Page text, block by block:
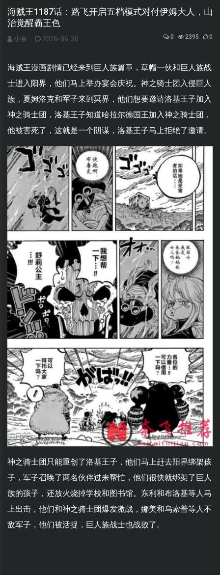
海贼王1187话：路飞开启五档模式对付伊姆大人，山
治觉醒霸王色
小奈 2026-06-30 0 2395 0
海贼王漫画剧情已经来到巨人族篇章，草帽一伙和巨人族战
士进入阳界，他们马上举办宴会庆祝。神之骑士团入侵巨人
族，夏姆洛克和军子来到冥界，他们想要邀请洛基王子加入
神之骑士团，洛基王子知道哈拉尔德国王加入神之骑士团，
他被害死了，这就是一个阴谋，洛基王子马上拒绝了邀请。
神之骑士团只能重创了洛基王子，他们马上赶去阳界绑架孩
子，军子召唤了两名伙伴过来帮忙，他们很快就绑架了巨人
族的孩子，还放火烧掉学校和图书馆。东利和布洛基等人马
上出击，他们和神之骑士团爆发激战，娜美和乌索普等人不
敌军子，他们被活捉，巨人族战士也战败了。